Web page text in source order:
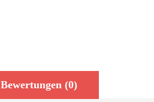
Bewertungen (0)